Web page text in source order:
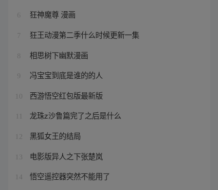
6 狂神魔尊 漫画
7 狂王动漫第二季什么时候更新一集
8 相思树下幽默漫画
9 冯宝宝到底是谁的的人
10 西游悟空红包版最新版
龙珠z沙鲁篇完了之后是什么
12 黑狐女王的结局
13 电影版异人之下张楚岚
14 悟空遥控器突然不能用了